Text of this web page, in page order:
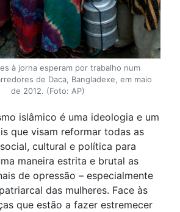
à jorna esperam por trabalho num
de Daca, Bangladexe, em maio
de 2012. (Foto: AP)
islâmico é uma ideologia e um
que visam reformar todas as
cultural e política para
maneira estrita e brutal as
de opressão – especialmente
das mulheres. Face às
que estão a fazer estremecer